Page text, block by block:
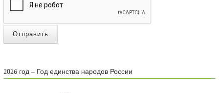
Отправить
2026 год – Год единства народов России